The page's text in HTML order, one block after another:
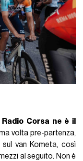
Radio Corsa ne è il
volta pre-partenza,
van Kometa, così
al seguito. Non è